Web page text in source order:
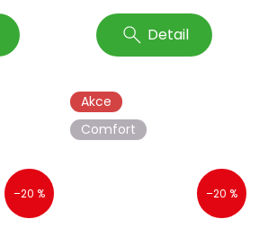
Detail
–20 %
Akce
Comfort
–20 %